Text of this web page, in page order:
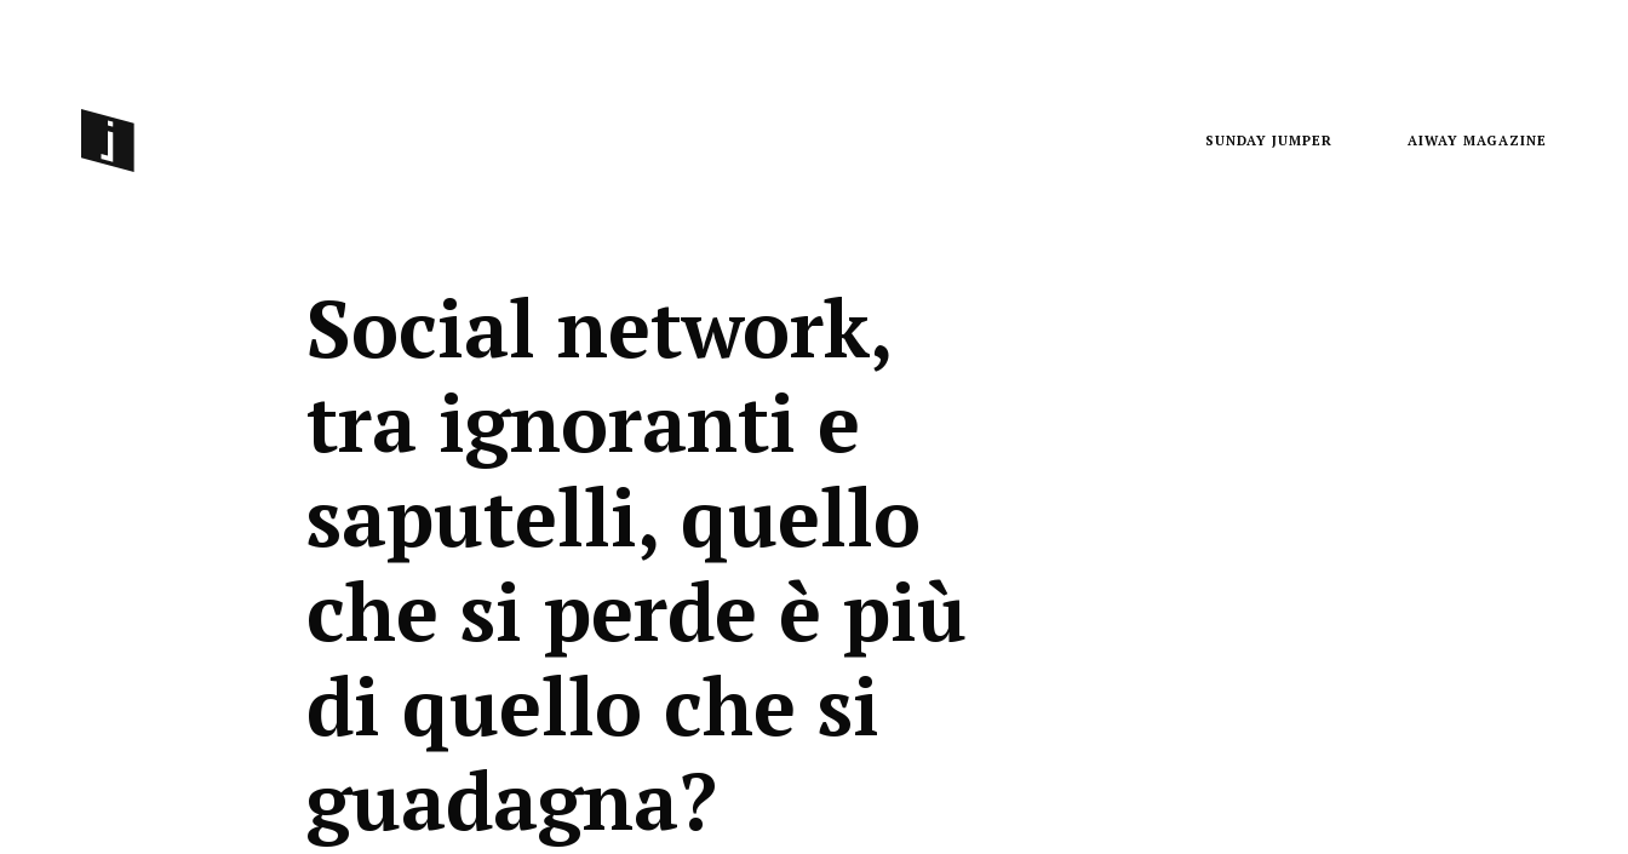
SUNDAY JUMPER AIWAY MAGAZINE
Social network,
tra ignoranti e
saputelli, quello
che si perde è più
di quello che si
guadagna?